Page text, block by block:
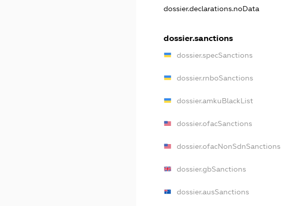
dossier.declarations.noData
dossier.sanctions
dossier.specSanctions
dossier.rnboSanctions
dossier.amkuBlackList
dossier.ofacSanctions
dossier.ofacNonSdnSanctions
dossier.gbSanctions
dossier.ausSanctions